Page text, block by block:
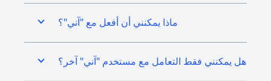
ماذا يمكنني أن أفعل مع "آني"؟
هل يمكنني فقط التعامل مع مستخدم "آني" آخر؟